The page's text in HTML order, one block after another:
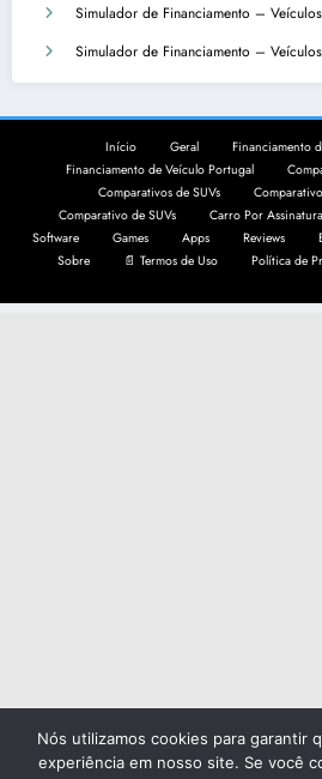
Simulador de Financiamento –
Simulador de Financiamento –
Início Geral
Financiamento
Financiamento de Veículo Portugal
Comparativos de SUVs
Comparativo de SUVs
Carro Por Assinatura
Software
Games Apps Reviews
Sobre
📄 Termos de Uso Política de
Nós utilizamos cookies para garantir
experiência em nosso site. Se você